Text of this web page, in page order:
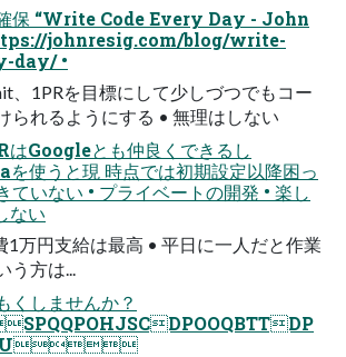
保 “Write Code Every Day - John
johnresig.com/blog/write-
day/ •
、1PRを⽬標にして少しづつでもコー
られるようにする • 無理はしない
はGoogleとも仲良くできるし
使うと現 時点では初期設定以降困っ
ていない • プライベートの開発 • 楽し
ない
1万円⽀給は最⾼ • 平⽇に⼀⼈だと作業
う⽅は...
くしませんか？